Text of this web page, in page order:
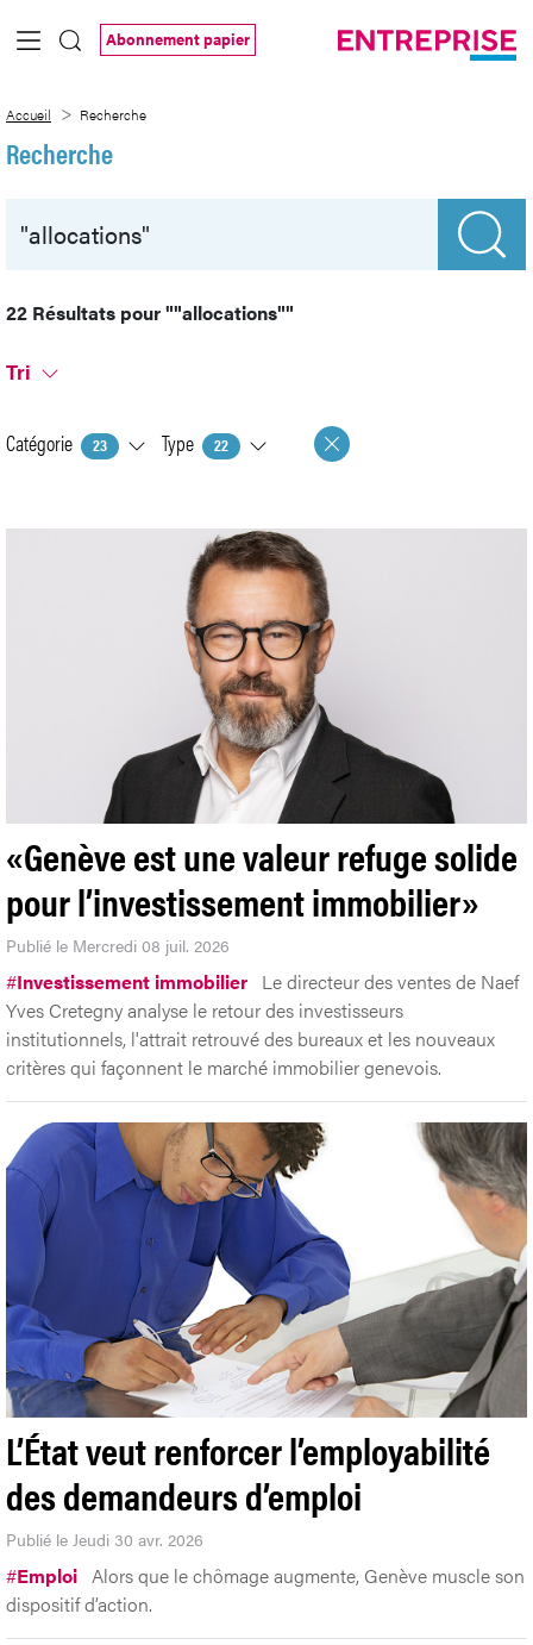
Saut au contenu principal
Abonnement papier
Accueil Recherche
Recherche
22 Résultats pour""allocations""
Tri
Catégorie 23 Type 22
«Genève est une valeur refuge solide
pour l’investissement immobilier»
Publié le Mercredi 08 juil. 2026
#Investissement immobilier Le directeur des ventes de Naef
Yves Cretegny analyse le retour des investisseurs
institutionnels, l'attrait retrouvé des bureaux et les nouveaux
critères qui façonnent le marché immobilier genevois.
L’État veut renforcer l’employabilité
des demandeurs d’emploi
Publié le Jeudi 30 avr. 2026
#Emploi Alors que le chômage augmente, Genève muscle son
dispositif d’action.